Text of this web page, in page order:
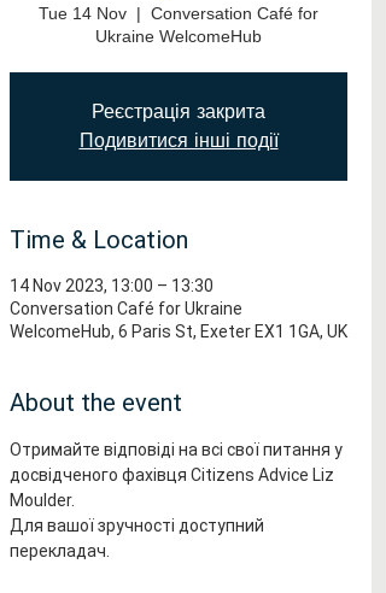
Tue 14 Nov
  |
Conversation Café for
Ukraine WelcomeHub
Реєстрація закрита
Подивитися інші події
Time & Location
14 Nov 2023, 13:00 – 13:30
Conversation Café for Ukraine
WelcomeHub, 6 Paris St, Exeter EX1 1GA, UK
About the event
Отримайте відповіді на всі свої питання у
досвідченого фахівця Citizens Advice Liz
Moulder.
Для вашої зручності доступний
перекладач.